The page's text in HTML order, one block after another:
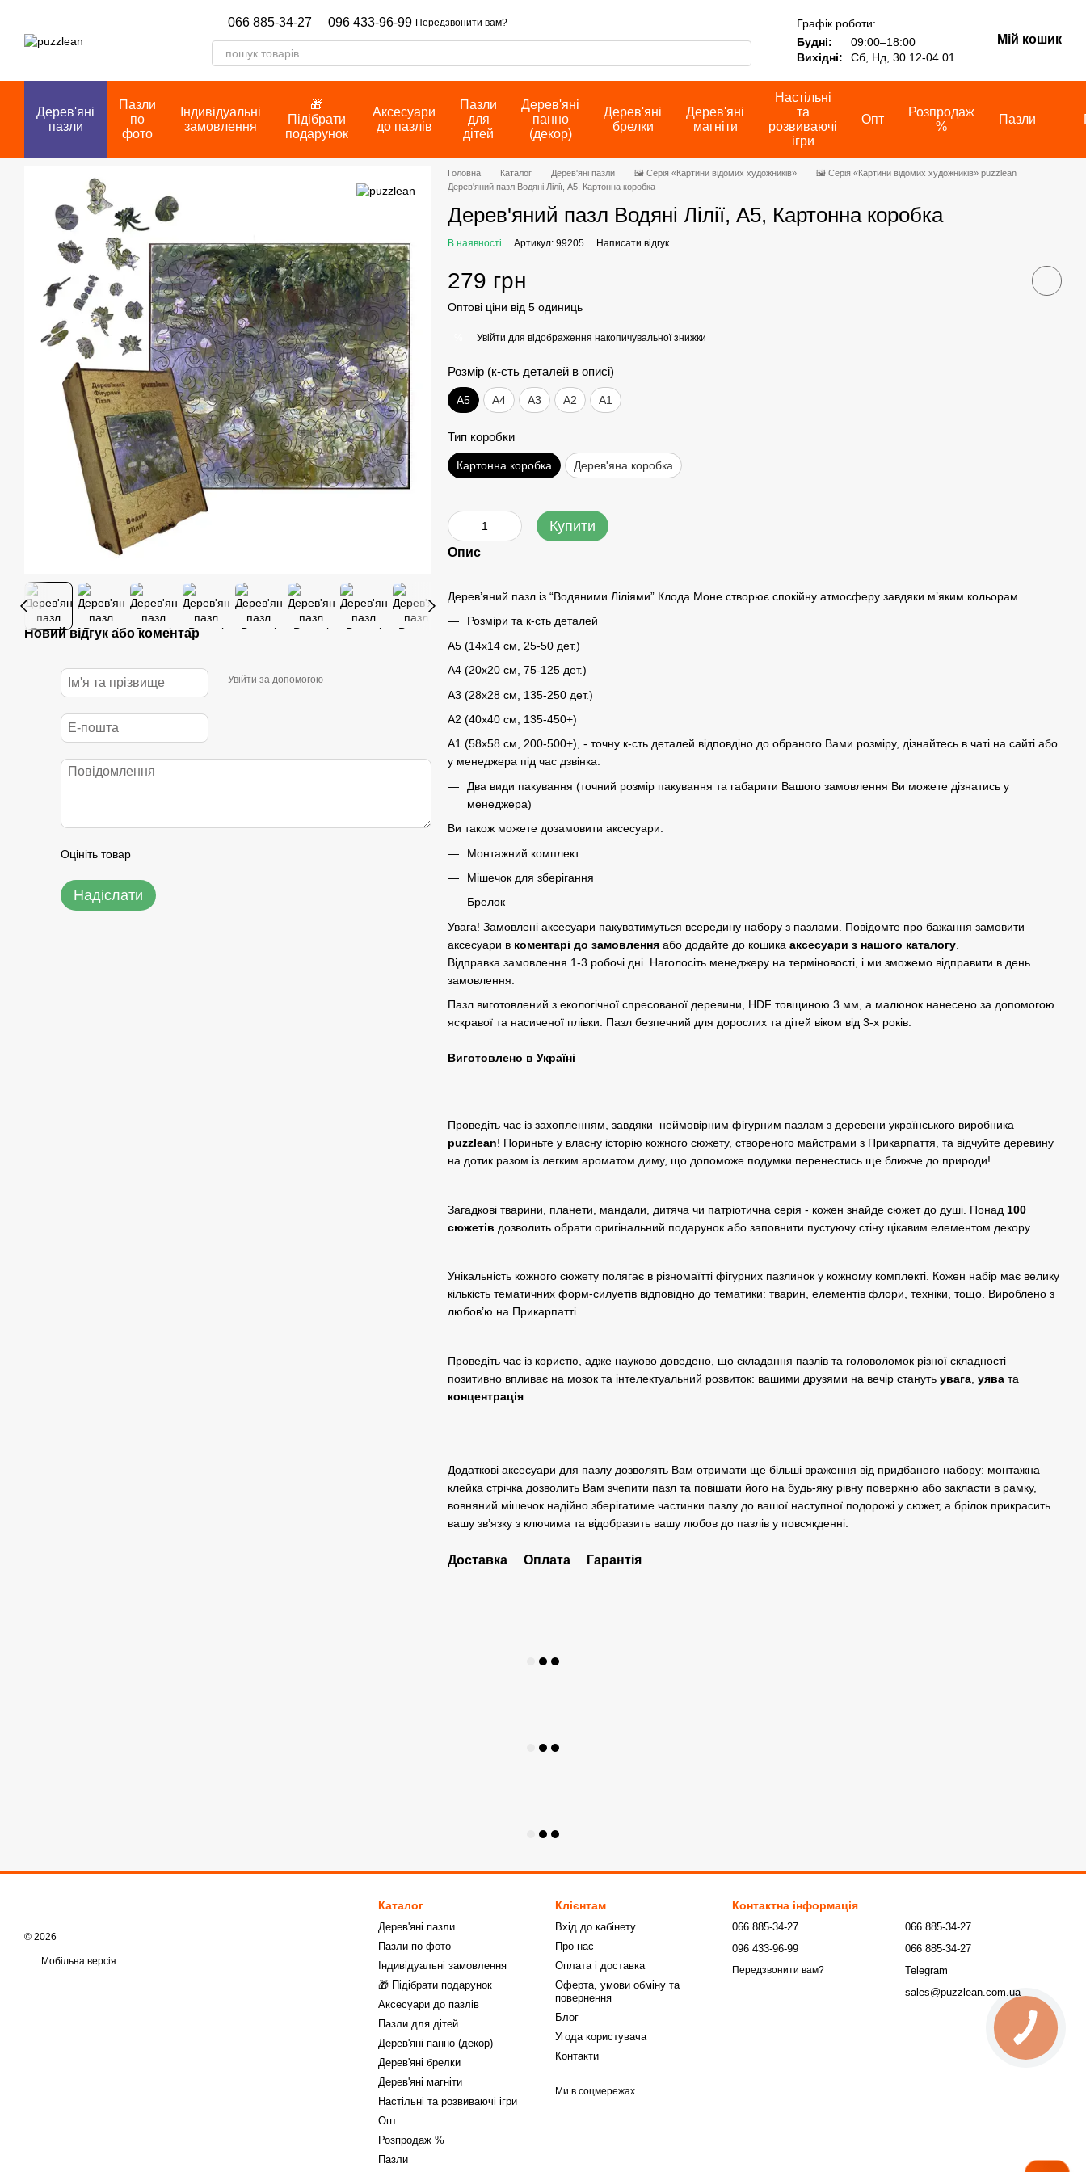
066 885-34-27 096 433-96-99 Передзвонити вам?
Графік роботи:
Будні:
09:00–18:00
Вихідні:
Сб, Нд, 30.12-04.01
Мій кошик
Дерев'яні
пазли
Пазли
по
фото
Індивідуальні
замовлення
🎁
Підібрати
подарунок
Аксесуари
до пазлів
Пазли
для
дітей
Дерев'яні
панно
(декор)
Дерев'яні
брелки
Дерев'яні
магніти
Настільні
та
розвиваючі
ігри
Опт
Розпродаж
%
Пазли
Новий відгук або коментар
Увійти за допомогою
Оцініть товар
Надіслати
Головна Каталог Дерев'яні пазли 🖼️ Серія «Картини відомих художників»
🖼️ Серія «Картини відомих художників» puzzlean
Дерев'яний пазл Водяні Лілії, А5, Картонна коробка
Дерев'яний пазл Водяні Лілії, А5, Картонна коробка
В наявності Артикул: 99205 Написати відгук
279 грн
Оптові ціни від 5 одиниць
Увійти для відображення накопичувальної знижки
Розмір (к-сть деталей в описі)
А5 А4 A3 A2 A1
Тип коробки
Картонна коробка Дерев'яна коробка
Купити
Опис
Дерев’яний пазл із “Водяними Ліліями” Клода Моне створює спокійну атмосферу завдяки м’яким кольорам.
Розміри та к-сть деталей
A5 (14х14 см, 25-50 дет.)
A4 (20x20 см, 75-125 дет.)
A3 (28х28 см, 135-250 дет.)
A2 (40х40 см, 135-450+)
A1 (58х58 см, 200-500+), - точну к-сть деталей відповдіно до обраного Вами розміру, дізнайтесь в чаті на сайті або
у менеджера під час дзвінка.
Два види пакування (точний розмір пакування та габарити Вашого замовлення Ви можете дізнатись у
менеджера)
Ви також можете дозамовити аксесуари:
Монтажний комплект
Мішечок для зберігання
Брелок
Увага! Замовлені аксесуари пакуватимуться всередину набору з пазлами. Повідомте про бажання замовити
аксесуари в коментарі до замовленняабо додайте до кошика аксесуари з нашого каталогу.
Відправка замовлення 1-3 робочі дні. Наголосіть менеджеру на терміновості, і ми зможемо відправити в день
замовлення.
Пазл виготовлений з екологічної спресованої деревини, HDF товщиною 3 мм, а малюнок нанесено за допомогою
яскравої та насиченої плівки. Пазл безпечний для дорослих та дітей віком від 3-х років.
Виготовлено в Україні
Проведіть час із захопленням, завдяки неймовірним фігурним пазлам з деревени українського виробника
puzzlean! Пориньте у власну історію кожного сюжету, створеного майстрами з Прикарпаття, та відчуйте деревину
на дотик разом із легким ароматом диму, що допоможе подумки перенестись ще ближче до природи!
Загадкові тварини, планети, мандали, дитяча чи патріотична серія - кожен знайде сюжет до душі. Понад 100
сюжетів дозволить обрати оригінальний подарунок або заповнити пустуючу стіну цікавим елементом декору.
Унікальність кожного сюжету полягає в різномаїтті фігурних пазлинок у кожному комплекті. Кожен набір має велику
кількість тематичних форм-силуетів відповідно до тематики: тварин, елементів флори, техніки, тощо. Вироблено з
любов’ю на Прикарпатті.
Проведіть час із користю, адже науково доведено, що складання пазлів та головоломок різної складності
позитивно впливає на мозок та інтелектуальний розвиток: вашими друзями на вечір станутьувага, уявата
концентрація.
Додаткові аксесуари для пазлу дозволять Вам отримати ще більші враження від придбаного набору: монтажна
клейка стрічка дозволить Вам зчепити пазл та повішати його на будь-яку рівну поверхню або закласти в рамку,
вовняний мішечок надійно зберігатиме частинки пазлу до вашої наступної подорожі у сюжет, а брілок прикрасить
вашу зв’язку з ключима та відобразить вашу любов до пазлів у повсякденні.
Доставка Оплата Гарантія
© 2026
Мобільна версія
Каталог
Дерев'яні пазли
Пазли по фото
Індивідуальні замовлення
🎁 Підібрати подарунок
Аксесуари до пазлів
Пазли для дітей
Дерев'яні панно (декор)
Дерев'яні брелки
Дерев'яні магніти
Настільні та розвиваючі ігри
Опт
Розпродаж %
Пазли
Клієнтам
Вхід до кабінету
Про нас
Оплата і доставка
Оферта, умови обміну та
повернення
Блог
Угода користувача
Контакти
Ми в соцмережах
Контактна інформація
066 885-34-27
096 433-96-99
Передзвонити вам?
066 885-34-27
066 885-34-27
Telegram
sales@puzzlean.com.ua